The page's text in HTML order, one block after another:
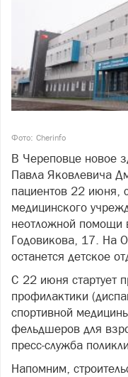
Фото: Cherinfo
В Череповце новое
Павла Яковлевича
пациентов 22 июня,
медицинского
неотложной помощи
Годовикова, 17. На
останется детское
С 22 июня стартует
профилактики
спортивной
фельдшеров для
пресс-служба
Напомним,